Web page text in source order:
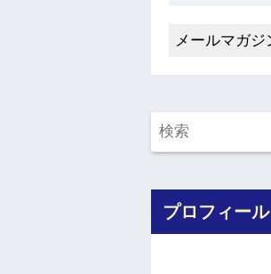
プロフィール